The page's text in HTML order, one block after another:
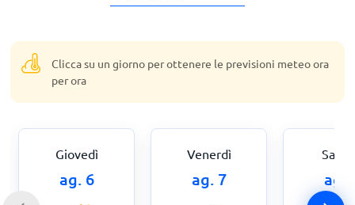
Clicca su un giorno per ottenere le previsioni meteo ora
per ora
Giovedì
ag. 6
Venerdì
ag. 7 ag.